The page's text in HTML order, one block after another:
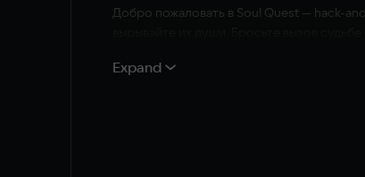
Добро пожаловать в Soul Quest — hack-
Особенности игры
Expand